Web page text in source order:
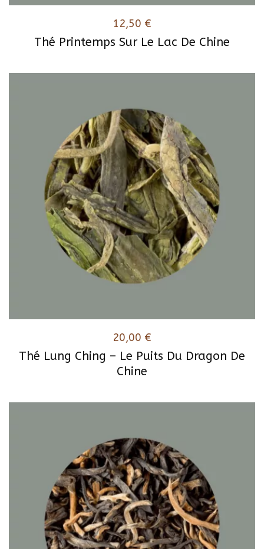
Thé Printemps Sur Le Lac De Chine
12,50 €
Thé Lung Ching – Le Puits Du Dragon De
Chine
20,00 €